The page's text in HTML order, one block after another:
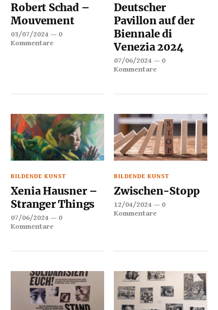
Robert Schad –
Mouvement
03/07/2024 — 0
Kommentare
Deutscher
Pavillon auf der
Biennale di
Venezia 2024
07/06/2024 — 0
Kommentare
BILDENDE KUNST
Xenia Hausner –
Stranger Things
07/06/2024 — 0
Kommentare
BILDENDE KUNST
Zwischen-Stopp
12/04/2024 — 0
Kommentare